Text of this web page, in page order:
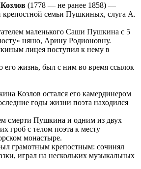
(1778 — не ранее 1858) —
крепостной семьи Пушкиных, слуга А.
маленького Саши Пушкина с 5
няню, Арину Родионовну.
лицея поступил к нему в
его жизнь, был с ним во время ссылок
Козлов остался его камердинером
годы жизни поэта находился
смерти Пушкина и одним из двух
гроб с телом поэта к месту
монастыре.
грамотным крепостным: сочинял
играл на нескольких музыкальных